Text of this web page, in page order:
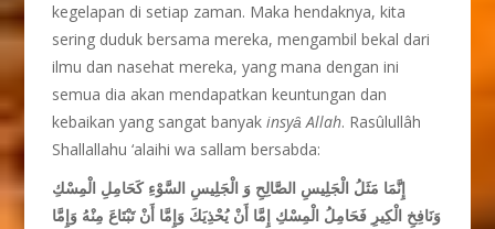
kegelapan di setiap zaman. Maka hendaknya, kita
sering duduk bersama mereka, mengambil bekal dari
ilmu dan nasehat mereka, yang mana dengan ini
semua dia akan mendapatkan keuntungan dan
kebaikan yang sangat banyakinsyȃ Allah. Rasûlullâh
Shallallahu ‘alaihi wa sallam bersabda:
إِنَّمَا مَثَلُ الْجَلِيسِ الصَّالِحِ وَ الْجَلِيسِ السَّوْءِ كَحَامِلِ الْمِسْكِ
وَنَافِخِ الْكِيرِ فَحَامِلُ الْمِسْكِ إِمَّا أَنْ يُحْذِيَكَ وَإِمَّا أَنْ تَبْتَاعَ مِنْهُ وَإِمَّا